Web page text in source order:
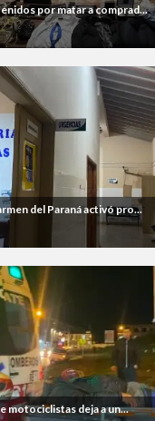
por matar a comprad...
del Paraná activó pro...
motociclistas deja a un...